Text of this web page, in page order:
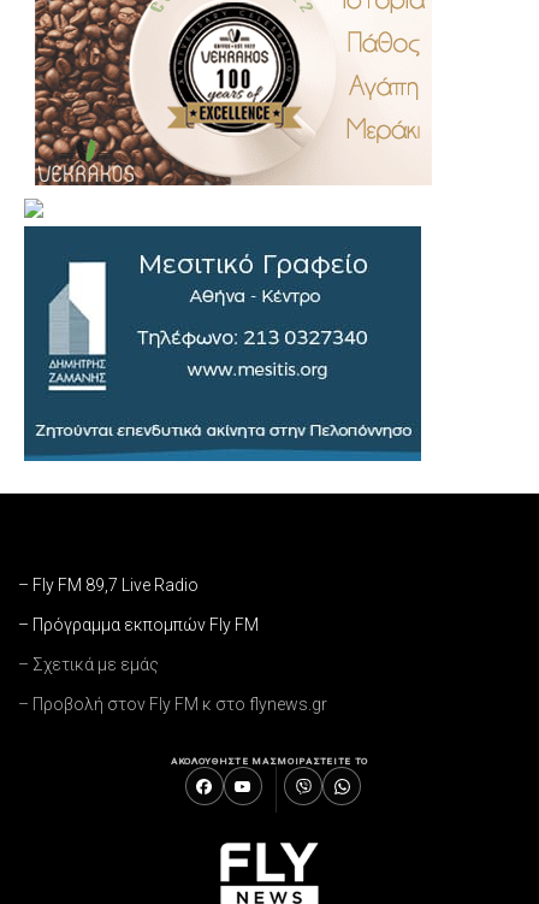
– Fly FM 89,7 Live Radio
– Πρόγραμμα εκπομπών Fly FM
– Σχετικά με εμάς
– Προβολή στον Fly FM κ στο flynews.gr
ΑΚΟΛΟΥΘΗΣΤΕ ΜΑΣΜΟΙΡΑΣΤΕΙΤΕ ΤΟ